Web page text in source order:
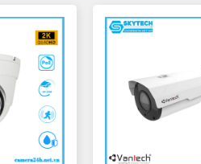
bị giật.
qua mạng. Không cần phải cài
Công nghệ này đã có tại
vậy khách hàng ít có điều kiện sử
để cảnh báo đối tượng, theo dõi